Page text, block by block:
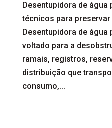
Desentupidora de água
técnicos para preservar
Desentupidora de água
voltado para a
ramais, registros,
distribuição que
consumo,...